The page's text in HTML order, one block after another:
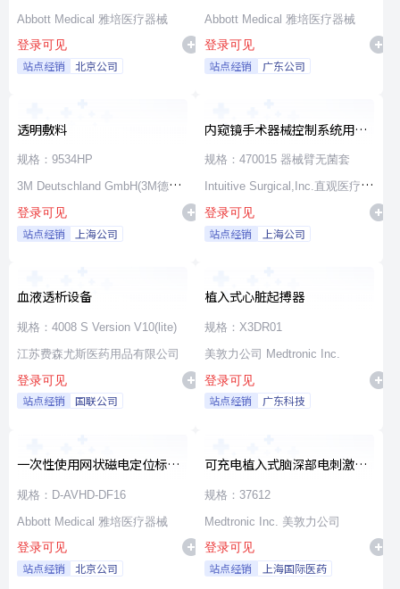
Abbott Medical 雅培医疗器械
登录可见
站点经销 北京公司
Abbott Medical 雅培医疗器械
登录可见
站点经销 广东公司
透明敷料
规格：9534HP
3M Deutschland GmbH(3M德国
公司)
登录可见
站点经销 上海公司
内窥镜手术器械控制系统用无
源器械和附件
规格：470015 器械臂无菌套
Intuitive Surgical,Inc.直观医疗公
司
登录可见
站点经销 上海公司
血液透析设备
规格：4008 S Version V10(lite)
江苏费森尤斯医药用品有限公司
登录可见
站点经销 国联公司
植入式心脏起搏器
规格：X3DR01
美敦力公司 Medtronic Inc.
登录可见
站点经销 广东科技
一次性使用网状磁电定位标测
导管
规格：D-AVHD-DF16
Abbott Medical 雅培医疗器械
登录可见
站点经销 北京公司
可充电植入式脑深部电刺激脉
冲发生器套件
规格：37612
Medtronic Inc. 美敦力公司
登录可见
站点经销 上海国际医药